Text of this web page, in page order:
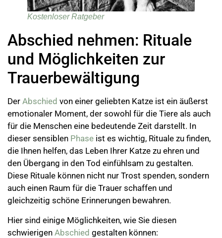
Kostenloser Ratgeber
Abschied nehmen: Rituale
und Möglichkeiten zur
Trauerbewältigung
Der Abschied von einer geliebten Katze ist ein äußerst
emotionaler Moment, der sowohl für die Tiere als auch
für die Menschen eine bedeutende Zeit darstellt. In
dieser sensiblen Phase ist es wichtig, Rituale zu finden,
die Ihnen helfen, das Leben Ihrer Katze zu ehren und
den Übergang in den Tod einfühlsam zu gestalten.
Diese Rituale können nicht nur Trost spenden, sondern
auch einen Raum für die Trauer schaffen und
gleichzeitig schöne Erinnerungen bewahren.
Hier sind einige Möglichkeiten, wie Sie diesen
schwierigen Abschied gestalten können: